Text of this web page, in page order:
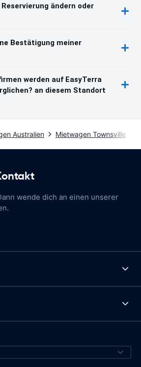
ändern oder
Bestätigung meiner
werden auf EasyTerra
an diesem Standort
Australien Mietwagen Townsville
wende dich an einen unserer